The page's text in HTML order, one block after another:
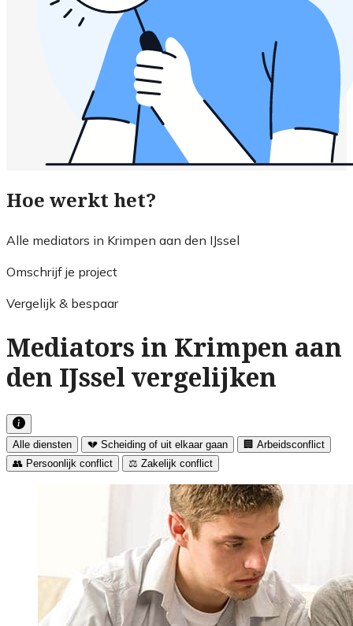
Hoe werkt het?
Alle mediators in Krimpen aan den IJssel
Omschrijf je project
Vergelijk & bespaar
Mediators in Krimpen aan
den IJssel vergelijken
Alle diensten 💔 Scheiding of uit elkaar gaan
🏢 Arbeidsconflict
👥 Persoonlijk conflict
⚖️ Zakelijk conflict